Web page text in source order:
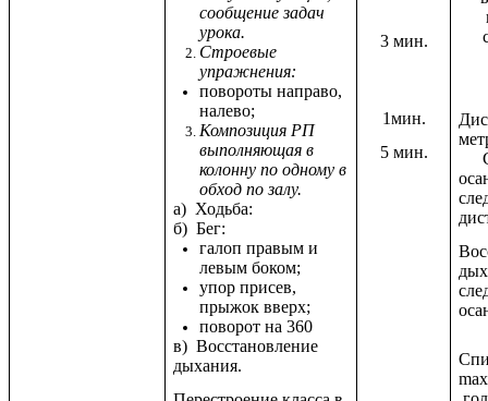
сообщение задач
урока.
Строевые
упражнения:
повороты направо,
налево;
Композиция РП
выполняющая в
колонну по одному в
обход по залу.
а) Ходьба:
б) Бег:
галоп правым и
левым боком;
упор присев,
прыжок вверх;
поворот на 360
в) Восстановление
дыхания.
3 мин.
1мин.
5 мин.